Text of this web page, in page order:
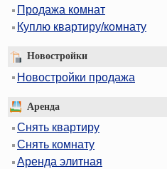
Продажа комнат
Куплю квартиру/комнату
Новостройки
Новостройки продажа
Аренда
Снять квартиру
Снять комнату
Аренда элитная